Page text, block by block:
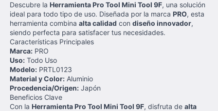
Descubre la Herramienta Pro Tool Mini Tool 9F, una solución
ideal para todo tipo de uso. Diseñada por la marca PRO, esta
herramienta combina alta calidad con diseño innovador,
siendo perfecta para satisfacer tus necesidades.
Características Principales
Marca: PRO
Uso: Todo Uso
Modelo: PRTL0123
Material y Color: Aluminio
Procedencia/Origen: Japón
Beneficios Clave
Con la Herramienta Pro Tool Mini Tool 9F, disfruta de alta